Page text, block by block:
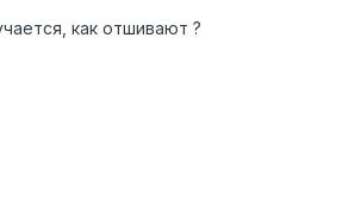
как отшивают ?